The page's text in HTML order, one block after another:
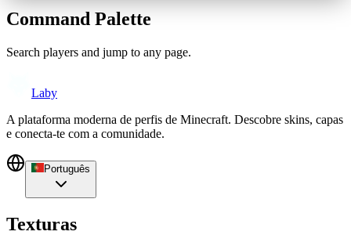
Command Palette
Search players and jump to any page.
Laby
A plataforma moderna de perfis de Minecraft. Descobre skins, capas
e conecta-te com a comunidade.
Português
Texturas